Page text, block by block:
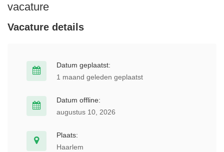
vacature
Vacature details
Datum geplaatst:
1 maand geleden geplaatst
Datum offline:
augustus 10, 2026
Plaats:
Haarlem